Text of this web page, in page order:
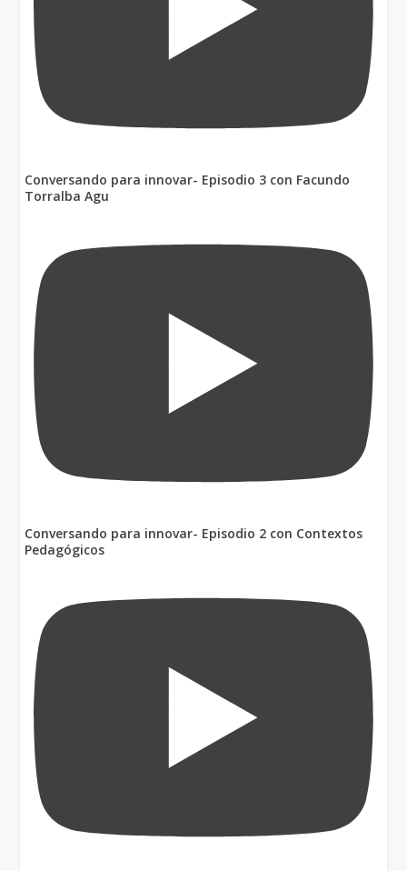
Conversando para innovar- Episodio 3 con Facundo
Torralba Agu
Conversando para innovar- Episodio 2 con Contextos
Pedagógicos